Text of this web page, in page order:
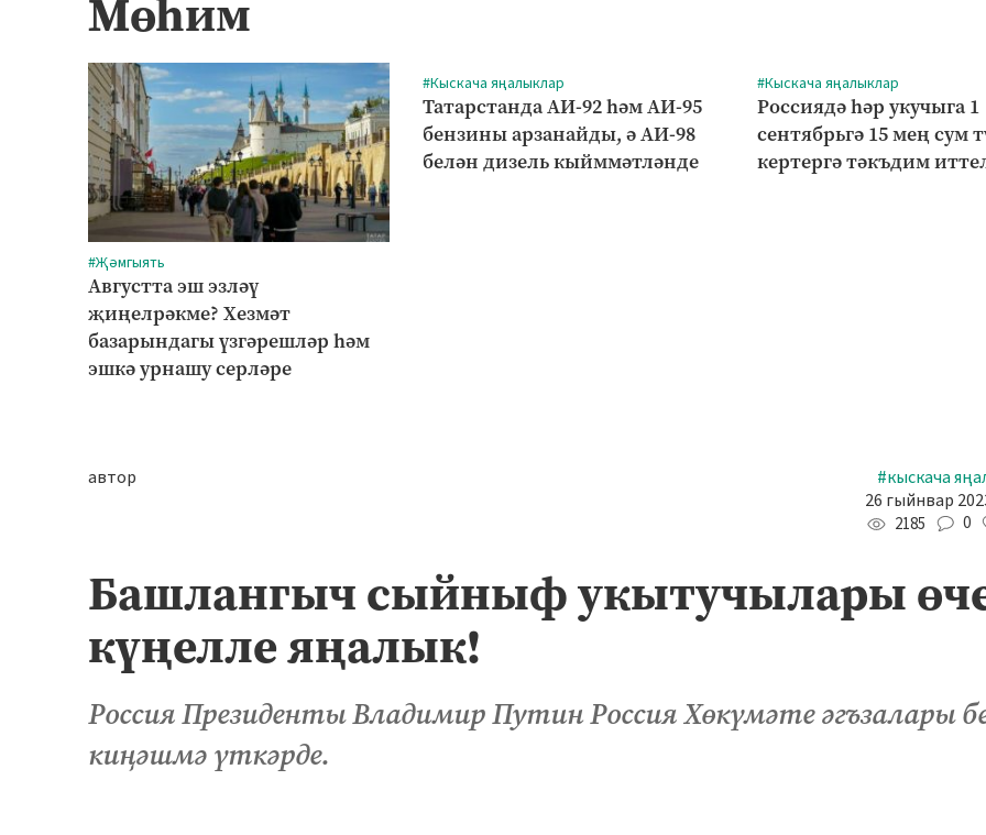
Мөһим
#Җәмгыять
Августта эш эзләү
җиңелрәкме? Хезмәт
базарындагы үзгәрешләр һәм
эшкә урнашу серләре
#Кыскача яңалыклар
Татарстанда АИ-92 һәм АИ-95
бензины арзанайды, ә АИ-98
белән дизель кыйммәтләнде
#Кыскача яңалыклар
Россиядә һәр укучыга 1
сентябрьгә 15 мең сум
кертергә тәкъдим
автор
#кыскача
26 гыйнвар
2185 0
Башлангыч сыйныф укытучылары
күңелле яңалык!
Россия Президенты Владимир Путин Россия Хөкүмәте әгъзалары
киңәшмә үткәрде.